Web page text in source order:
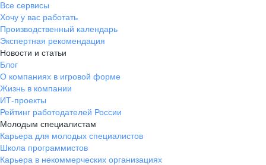
Все сервисы
Хочу у вас работать
Производственный календарь
Экспертная рекомендация
Новости и статьи
Блог
О компаниях в игровой форме
Жизнь в компании
ИТ-проекты
Рейтинг работодателей России
Молодым специалистам
Карьера для молодых специалистов
Школа программистов
Карьера в некоммерческих организациях